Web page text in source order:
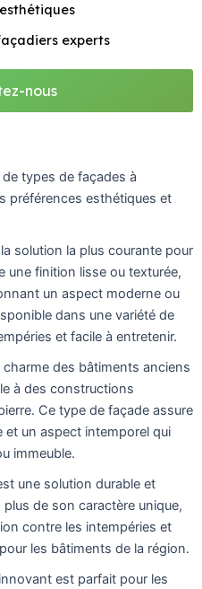
experts
nous
types de façades à
préférences esthétiques et
la solution la plus courante pour
une finition lisse ou texturée,
un aspect moderne ou
dans une variété de
et facile à entretenir.
charme des bâtiments anciens
à des constructions
Ce type de façade assure
et un aspect intemporel qui
immeuble.
une solution durable et
de son caractère unique,
contre les intempéries et
les bâtiments de la région.
est parfait pour les